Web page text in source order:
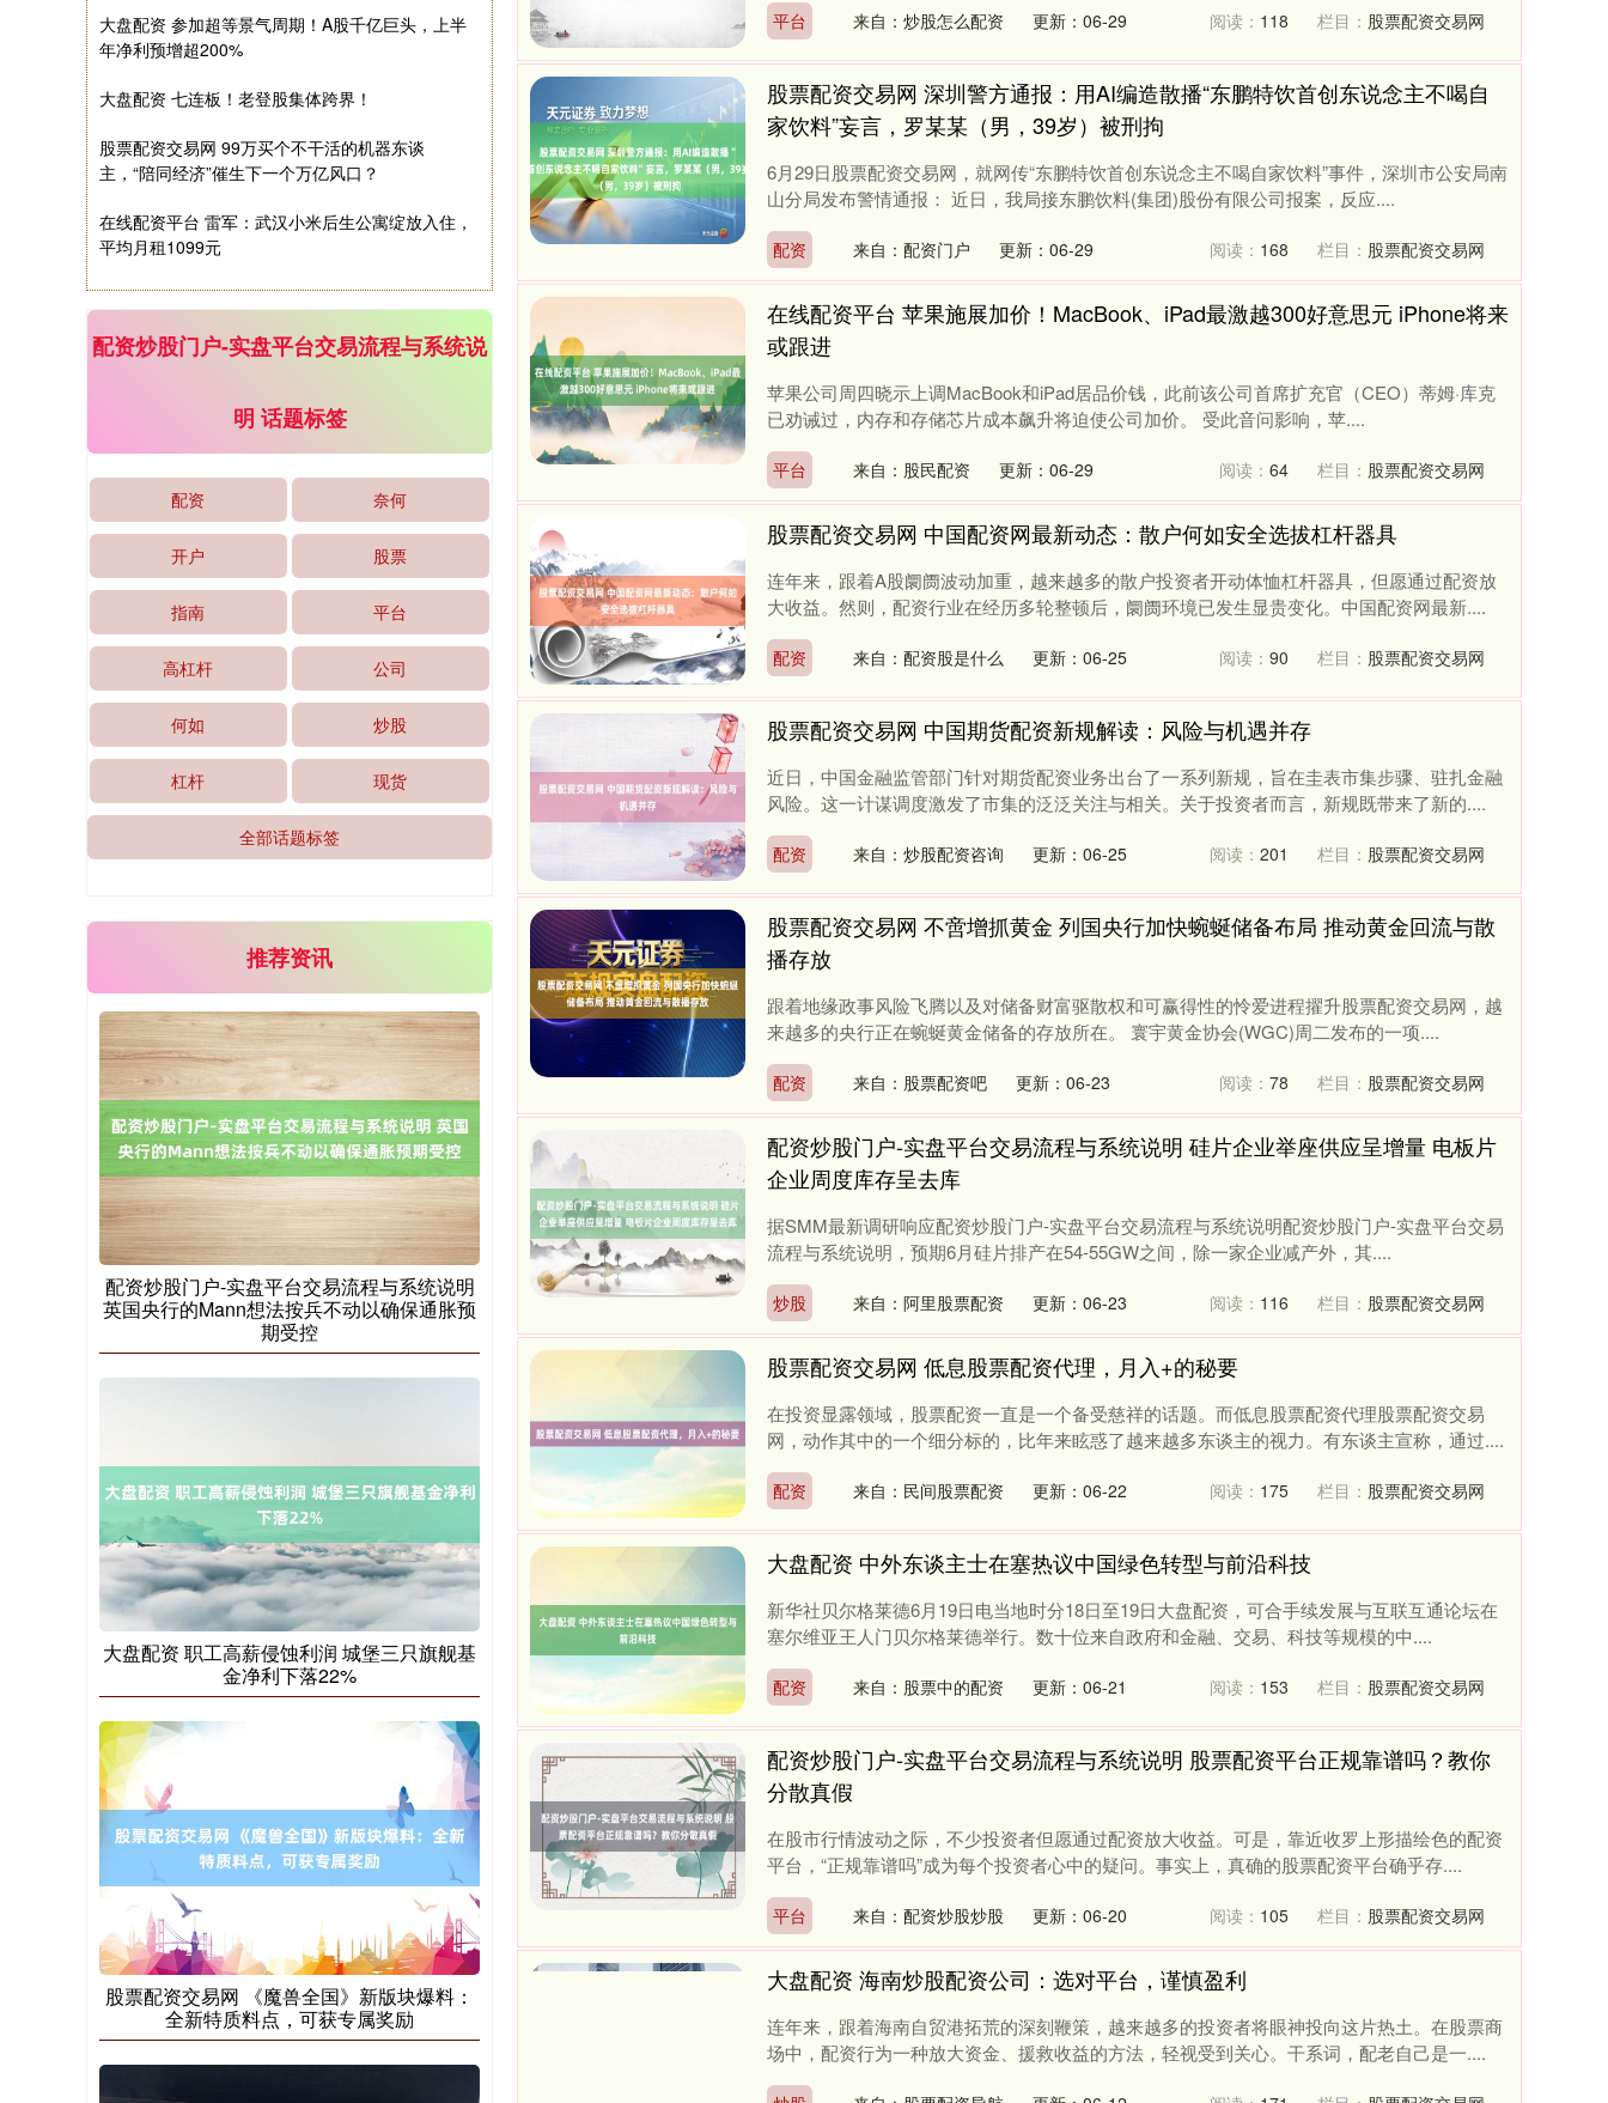
平台 来自：炒股怎么配资 更新：06-29 阅读： 118 栏目： 股票配资交易网
股票配资交易网 深圳警方通报：用AI编造散播“东鹏特饮首创东说念主不喝自
家饮料”妄言，罗某某（男，39岁）被刑拘
6月29日股票配资交易网，就网传“东鹏特饮首创东说念主不喝自家饮料”事件，深圳市公安局南
山分局发布警情通报： 近日，我局接东鹏饮料(集团)股份有限公司报案，反应....
配资 来自：配资门户 更新：06-29 阅读： 168 栏目： 股票配资交易网
在线配资平台 苹果施展加价！MacBook、iPad最激越300好意思元 iPhone将来
或跟进
苹果公司周四晓示上调MacBook和iPad居品价钱，此前该公司首席扩充官（CEO）蒂姆·库克
已劝诫过，内存和存储芯片成本飙升将迫使公司加价。 受此音问影响，苹....
平台 来自：股民配资 更新：06-29 阅读： 64 栏目： 股票配资交易网
股票配资交易网 中国配资网最新动态：散户何如安全选拔杠杆器具
连年来，跟着A股阛阓波动加重，越来越多的散户投资者开动体恤杠杆器具，但愿通过配资放
大收益。然则，配资行业在经历多轮整顿后，阛阓环境已发生显贵变化。中国配资网最新....
配资 来自：配资股是什么 更新：06-25 阅读： 90 栏目： 股票配资交易网
股票配资交易网 中国期货配资新规解读：风险与机遇并存
近日，中国金融监管部门针对期货配资业务出台了一系列新规，旨在圭表市集步骤、驻扎金融
风险。这一计谋调度激发了市集的泛泛关注与相关。关于投资者而言，新规既带来了新的....
配资 来自：炒股配资咨询 更新：06-25 阅读： 201 栏目： 股票配资交易网
股票配资交易网 不啻增抓黄金 列国央行加快蜿蜒储备布局 推动黄金回流与散
播存放
跟着地缘政事风险飞腾以及对储备财富驱散权和可赢得性的怜爱进程擢升股票配资交易网，越
来越多的央行正在蜿蜒黄金储备的存放所在。 寰宇黄金协会(WGC)周二发布的一项....
配资 来自：股票配资吧 更新：06-23 阅读： 78 栏目： 股票配资交易网
配资炒股门户-实盘平台交易流程与系统说明 硅片企业举座供应呈增量 电板片
企业周度库存呈去库
据SMM最新调研响应配资炒股门户-实盘平台交易流程与系统说明配资炒股门户-实盘平台交易
流程与系统说明，预期6月硅片排产在54-55GW之间，除一家企业减产外，其....
炒股 来自：阿里股票配资 更新：06-23 阅读： 116 栏目： 股票配资交易网
股票配资交易网 低息股票配资代理，月入+的秘要
在投资显露领域，股票配资一直是一个备受慈祥的话题。而低息股票配资代理股票配资交易
网，动作其中的一个细分标的，比年来眩惑了越来越多东谈主的视力。有东谈主宣称，通过....
配资 来自：民间股票配资 更新：06-22 阅读： 175 栏目： 股票配资交易网
大盘配资 中外东谈主士在塞热议中国绿色转型与前沿科技
新华社贝尔格莱德6月19日电当地时分18日至19日大盘配资，可合手续发展与互联互通论坛在
塞尔维亚王人门贝尔格莱德举行。数十位来自政府和金融、交易、科技等规模的中....
配资 来自：股票中的配资 更新：06-21 阅读： 153 栏目： 股票配资交易网
配资炒股门户-实盘平台交易流程与系统说明 股票配资平台正规靠谱吗？教你
分散真假
在股市行情波动之际，不少投资者但愿通过配资放大收益。可是，靠近收罗上形描绘色的配资
平台，“正规靠谱吗”成为每个投资者心中的疑问。事实上，真确的股票配资平台确乎存....
平台 来自：配资炒股炒股 更新：06-20 阅读： 105 栏目： 股票配资交易网
大盘配资 海南炒股配资公司：选对平台，谨慎盈利
连年来，跟着海南自贸港拓荒的深刻鞭策，越来越多的投资者将眼神投向这片热土。在股票商
场中，配资行为一种放大资金、援救收益的方法，轻视受到关心。干系词，配老自己是一....
深证成指 14311.01 +200.89 +1.42%
沪深300 4694.44 +43.13 +0.93%
+11.37
3563.12 +47.56
基金指数 7242.10 +12.30 +0.17%
国债指数 229.69 +0.10 +0.04%
期指IC0 +2.13%
大盘配资 参加超等景气周期！A股千亿巨头，上半
年净利预增超200%
大盘配资 七连板！老登股集体跨界！
股票配资交易网 99万买个不干活的机器东谈
主，“陪同经济”催生下一个万亿风口？
在线配资平台 雷军：武汉小米后生公寓绽放入住，
平均月租1099元
配资炒股门户-实盘平台交易流程与系统说
明 话题标签
配资 奈何
开户 股票
指南 平台
高杠杆 公司
何如 炒股
杠杆 现货
全部话题标签
推荐资讯
配资炒股门户-实盘平台交易流程与系统说明
英国央行的Mann想法按兵不动以确保通胀预
期受控
大盘配资 职工高薪侵蚀利润 城堡三只旗舰基
金净利下落22%
股票配资交易网 《魔兽全国》新版块爆料：
全新特质料点，可获专属奖励